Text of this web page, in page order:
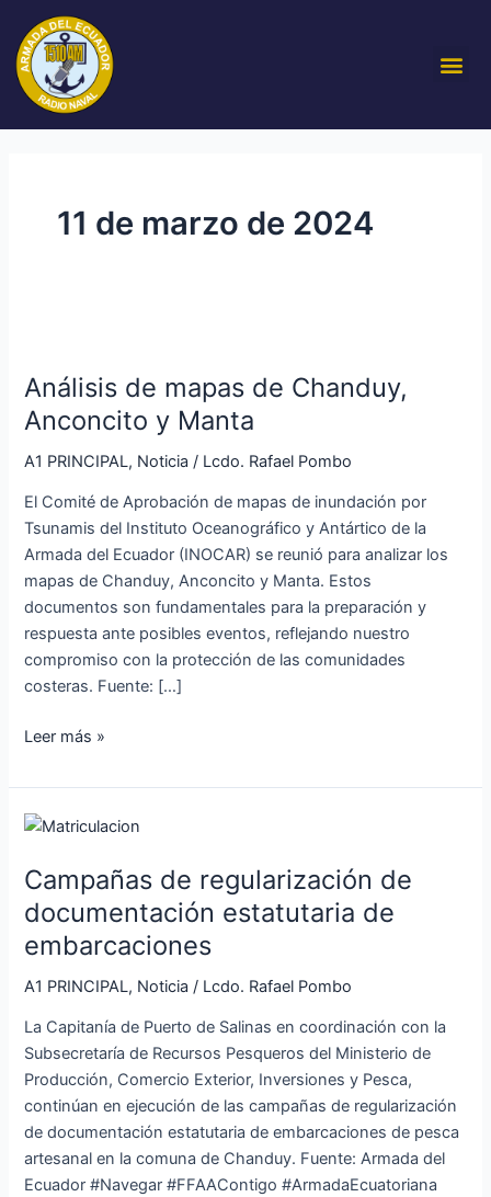
contenido
11 de marzo de 2024
Análisis de mapas de Chanduy,
Anconcito y Manta
A1 PRINCIPAL, Noticia / Lcdo. Rafael Pombo
El Comité de Aprobación de mapas de inundación por
Tsunamis del Instituto Oceanográfico y Antártico de la
Armada del Ecuador (INOCAR) se reunió para analizar los
mapas de Chanduy, Anconcito y Manta. Estos
documentos son fundamentales para la preparación y
respuesta ante posibles eventos, reflejando nuestro
compromiso con la protección de las comunidades
costeras. Fuente: […]
mapas
de
Anconcito
y
Manta
Leer más »
Campañas de regularización de
documentación estatutaria de
embarcaciones
A1 PRINCIPAL, Noticia / Lcdo. Rafael Pombo
La Capitanía de Puerto de Salinas en coordinación con la
Subsecretaría de Recursos Pesqueros del Ministerio de
Producción, Comercio Exterior, Inversiones y Pesca,
continúan en ejecución de las campañas de regularización
de documentación estatutaria de embarcaciones de pesca
artesanal en la comuna de Chanduy. Fuente: Armada del
Ecuador #Navegar #FFAAContigo #ArmadaEcuatoriana
Campañas
regularización
de
documentación
estatutaria
de